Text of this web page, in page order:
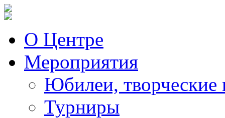
О Центре
Мероприятия
Юбилеи, творческие
Турниры